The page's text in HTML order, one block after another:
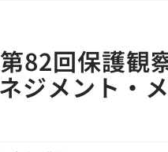
82回保護観
ジメント・